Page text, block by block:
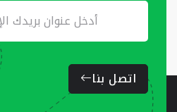
اتصل بنا